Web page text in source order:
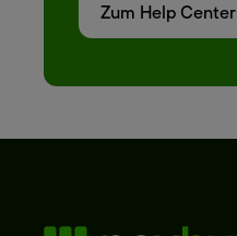
Zum Help Center